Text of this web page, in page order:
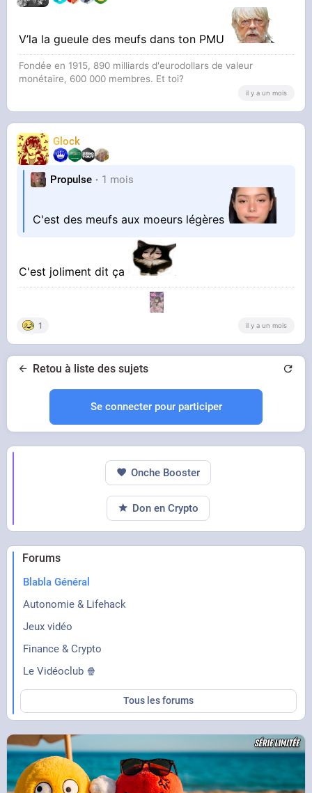
V’la la gueule des meufs dans ton PMU
Fondée en 1915, 890 milliards d'eurodollars de valeur
monétaire, 600 000 membres. Et toi?
il y a un mois
Glock
Propulse 1 mois
C'est des meufs aux moeurs légères
C'est joliment dit ça
1 il y a un mois
Retou à liste des sujets
Se connecter pour participer
Forums
Blabla Général
Autonomie & Lifehack
Jeux vidéo
Finance & Crypto
Le Vidéoclub 🍿
Tous les forums
Onche Booster
Don en Crypto